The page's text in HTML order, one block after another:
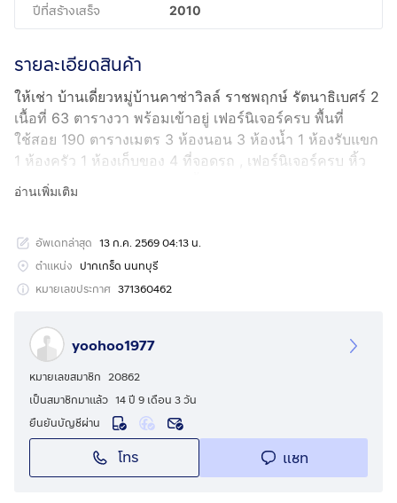
ปีที่สร้างเสร็จ 2010
รายละเอียดสินค้า
ให้เช่า บ้านเดี่ยวหมู่บ้านคาซ่าวิลล์ ราชพฤกษ์ รัตนาธิเบศร์ 2
เนื้อที่ 63 ตารางวา พร้อมเข้าอยู่ เฟอร์นิเจอร์ครบ พื้นที่
ใช้สอย 190 ตารางเมตร 3 ห้องนอน 3 ห้องน้ำ 1 ห้องรับแขก
1 ห้องครัว 1 ห้องเก็บของ 4 ที่จอดรถ , เฟอร์นิเจอร์ครบ หิ้ว
กระเป๋าเข้าอยู่ได้เลย ผ้าม่าน ทั้งหลัง ,ห้องครัว บิวท์อินเคาท์
ห้องนอนใหญ่ , ตู้วางของในห้องน้ำในห้องนอนใหญ่ , เตียง
นอน 6 ฟุต+บิ้วท์อินตู้เสื้อผ้า+โต๊ะเครื่องแป้งในห้องนอนใหญ่
, เตียงนอน 6 ฟุต+ตู้เสื้อผ้า+โต๊ะเครื่องแป้ง ห้องนอน 2 ,
สำหรับ 6 ที่ , สัญญานกันขโมยรอบบ้าน , กุญแจดิจิตอล , ปั้
มน้ำ , แท้งก์น้ำ , พื้นบน ลามิเนต พื้นล่าง แกรนิตโต้ , รปภ
24 ชั่วโมง กล้องCCTV และจุดตรวจบริเวณต่างๆ , ส่วนกลาง
มีสระว่ายน้ำ แยกสระเด็กและสระผู้ใหญ่ , ห้องฟิตเนส , สวน
สาธารณะ 2 จุด บ้านโล่ง โปร่ง สบาย ร่มรื่น โครงการติด
ถนนราชพฤกษ์ ทำเลดี เดินทางสะดวก สามารถไปได้หลาย
เส้นทาง เช่น ถ.รัตนาธิเบศร์, ถ.นครอินทร์-สะพานพระราม5,
ถ.ชัยพฤกษ์- สะพานพระราม4-แจ้งวัฒนะ ใกล้ทางด่วน ใกล้
อ่านเพิ่มเติม
อัพเดทล่าสุด 13 ก.ค. 2569 04:13 น.
ตำแหน่ง ปากเกร็ด นนทบุรี
หมายเลขประกาศ 371360462
yoohoo1977
หมายเลขสมาชิก 20862
เป็นสมาชิกมาแล้ว 14 ปี 9 เดือน 3 วัน
ยืนยันบัญชีผ่าน
โทร แชท